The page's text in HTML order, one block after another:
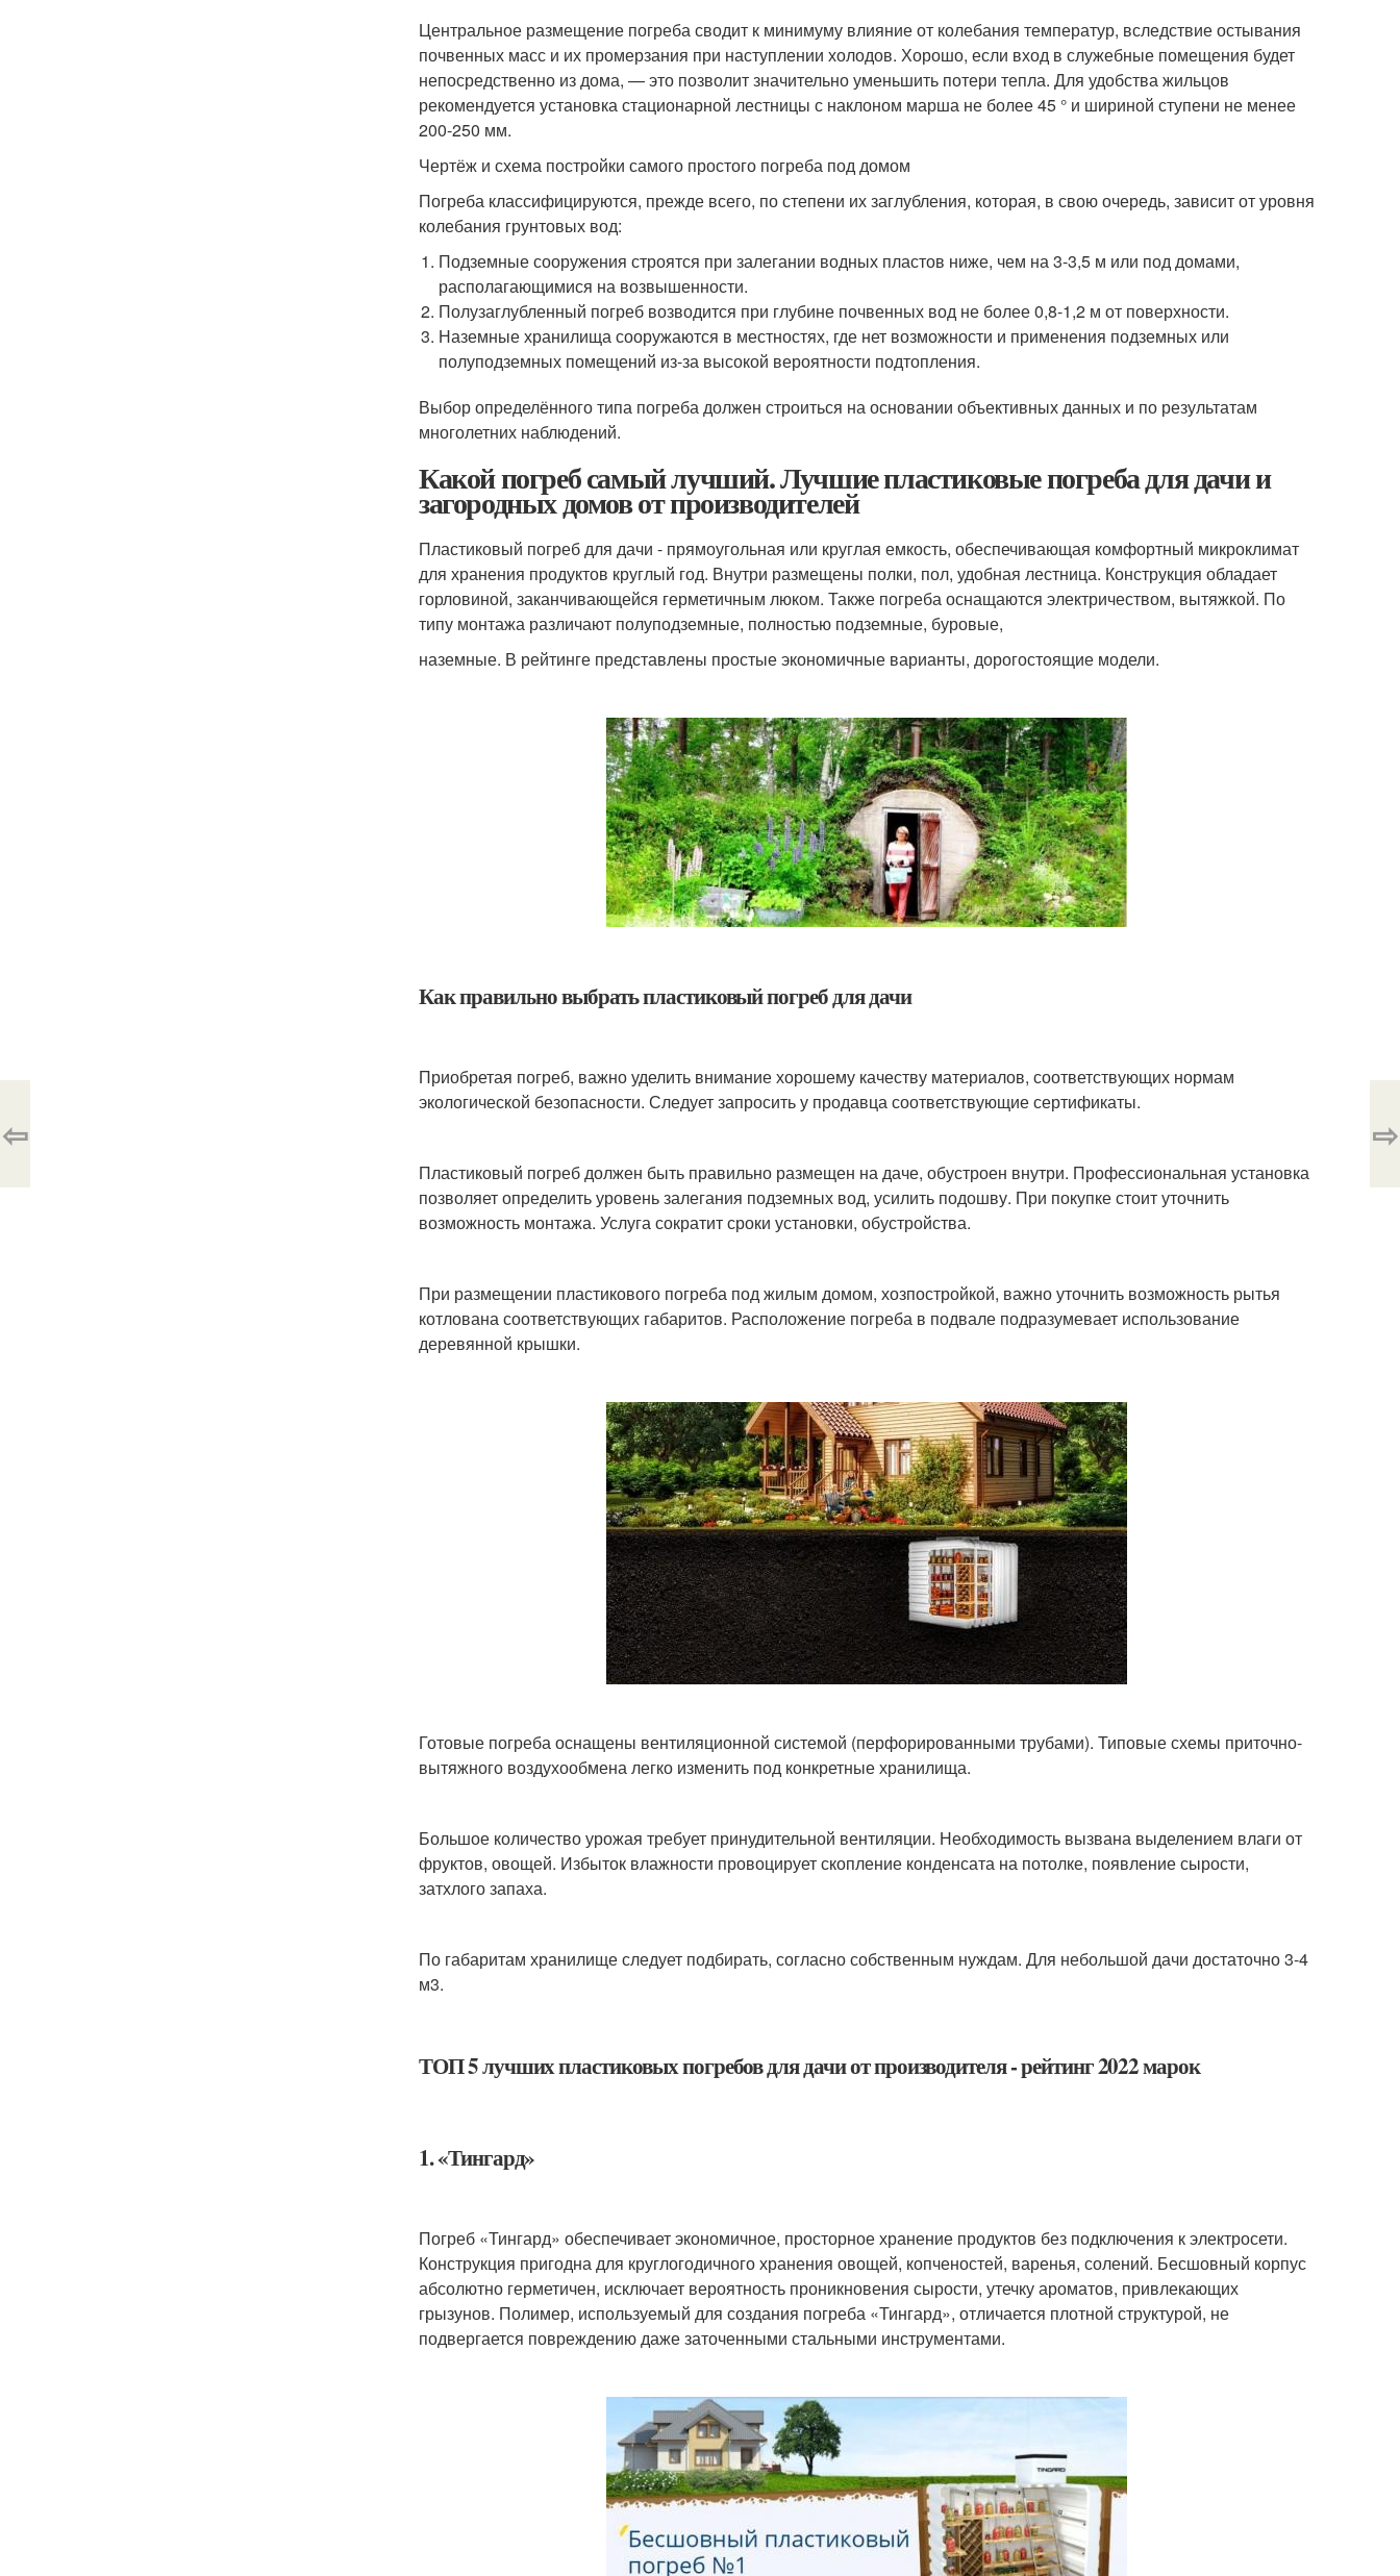
Центральное размещение погреба сводит к минимуму влияние от колебания температур, вследствие остывания
почвенных масс и их промерзания при наступлении холодов. Хорошо, если вход в служебные помещения будет
непосредственно из дома, — это позволит значительно уменьшить потери тепла. Для удобства жильцов
рекомендуется установка стационарной лестницы с наклоном марша не более 45 ° и шириной ступени не менее
200-250 мм.
Чертёж и схема постройки самого простого погреба под домом
Погреба классифицируются, прежде всего, по степени их заглубления, которая, в свою очередь, зависит от уровня
колебания грунтовых вод:
Подземные сооружения строятся при залегании водных пластов ниже, чем на 3-3,5 м или под домами,
располагающимися на возвышенности.
Полузаглубленный погреб возводится при глубине почвенных вод не более 0,8-1,2 м от поверхности.
Наземные хранилища сооружаются в местностях, где нет возможности и применения подземных или
полуподземных помещений из-за высокой вероятности подтопления.
Выбор определённого типа погреба должен строиться на основании объективных данных и по результатам
многолетних наблюдений.
Какой погреб самый лучший. Лучшие пластиковые погреба для дачи и
загородных домов от производителей
Пластиковый погреб для дачи - прямоугольная или круглая емкость, обеспечивающая комфортный микроклимат
для хранения продуктов круглый год. Внутри размещены полки, пол, удобная лестница. Конструкция обладает
горловиной, заканчивающейся герметичным люком. Также погреба оснащаются электричеством, вытяжкой. По
типу монтажа различают полуподземные, полностью подземные, буровые,
наземные. В рейтинге представлены простые экономичные варианты, дорогостоящие модели.
Как правильно выбрать пластиковый погреб для дачи
Приобретая погреб, важно уделить внимание хорошему качеству материалов, соответствующих нормам
экологической безопасности. Следует запросить у продавца соответствующие сертификаты.
Пластиковый погреб должен быть правильно размещен на даче, обустроен внутри. Профессиональная установка
позволяет определить уровень залегания подземных вод, усилить подошву. При покупке стоит уточнить
возможность монтажа. Услуга сократит сроки установки, обустройства.
При размещении пластикового погреба под жилым домом, хозпостройкой, важно уточнить возможность рытья
котлована соответствующих габаритов. Расположение погреба в подвале подразумевает использование
деревянной крышки.
Готовые погреба оснащены вентиляционной системой (перфорированными трубами). Типовые схемы приточно-
вытяжного воздухообмена легко изменить под конкретные хранилища.
Большое количество урожая требует принудительной вентиляции. Необходимость вызвана выделением влаги от
фруктов, овощей. Избыток влажности провоцирует скопление конденсата на потолке, появление сырости,
затхлого запаха.
По габаритам хранилище следует подбирать, согласно собственным нуждам. Для небольшой дачи достаточно 3-4
м3.
ТОП 5 лучших пластиковых погребов для дачи от производителя - рейтинг 2022 марок
1. «Тингард»
Погреб «Тингард» обеспечивает экономичное, просторное хранение продуктов без подключения к электросети.
Конструкция пригодна для круглогодичного хранения овощей, копченостей, варенья, солений. Бесшовный корпус
абсолютно герметичен, исключает вероятность проникновения сырости, утечку ароматов, привлекающих
грызунов. Полимер, используемый для создания погреба «Тингард», отличается плотной структурой, не
подвергается повреждению даже заточенными стальными инструментами.
⇦ ⇨